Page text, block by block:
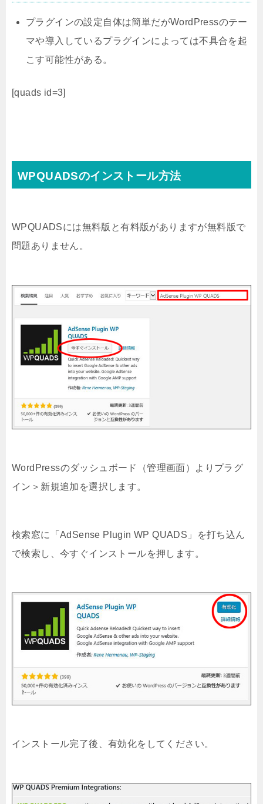
プラグインの設定自体は簡単だがWordPressのテー
マや導入しているプラグインによっては不具合を起
こす可能性がある。
[quads id=3]
WPQUADSのインストール方法
WPQUADSには無料版と有料版がありますが無料版で
問題ありません。
WordPressのダッシュボード（管理画面）よりプラグ
イン＞新規追加を選択します。
検索窓に「AdSense Plugin WP QUADS」を打ち込ん
で検索し、今すぐインストールを押します。
インストール完了後、有効化をしてください。